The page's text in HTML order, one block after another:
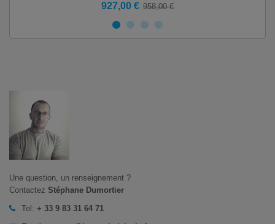
927,00 € 958,00 €
Une question, un renseignement ?
Contactez Stéphane Dumortier
Tel: + 33 9 83 31 64 71